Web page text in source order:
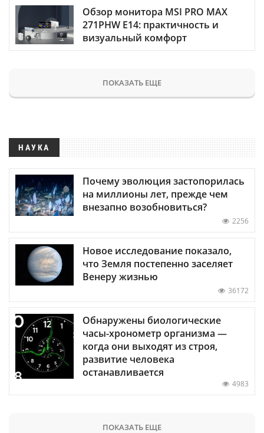
Обзор монитора MSI PRO MAX
271PHW E14: практичность и
визуальный комфорт
ПОКАЗАТЬ ЕЩЕ
НАУКА
Почему эволюция застопорилась
на миллионы лет, прежде чем
внезапно возобновиться?
2256
Новое исследование показало,
что Земля постепенно заселяет
Венеру жизнью
36172
Обнаружены биологические
часы-хронометр организма —
когда они выходят из строя,
развитие человека
останавливается
4983
ПОКАЗАТЬ ЕЩЕ